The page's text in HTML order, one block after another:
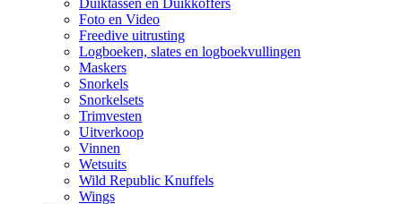
Duiktassen en Duikkoffers
Foto en Video
Freedive uitrusting
Logboeken, slates en logboekvullingen
Maskers
Snorkels
Snorkelsets
Trimvesten
Uitverkoop
Vinnen
Wetsuits
Wild Republic Knuffels
Wings